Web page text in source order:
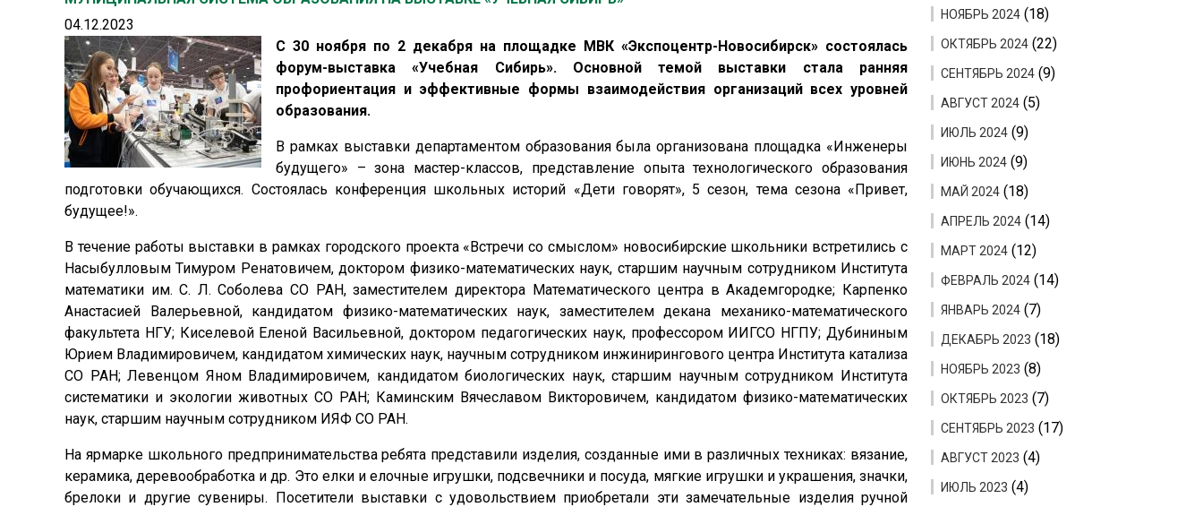
04.12.2023
С 30 ноября по 2 декабря на площадке МВК «Экспоцентр-Новосибирск» состоялась
форум-выставка «Учебная Сибирь». Основной темой выставки стала ранняя
профориентация и эффективные формы взаимодействия организаций всех уровней
образования.
В рамках выставки департаментом образования была организована площадка «Инженеры
будущего» – зона мастер-классов, представление опыта технологического образования
подготовки обучающихся. Состоялась конференция школьных историй «Дети говорят», 5 сезон, тема сезона «Привет,
будущее!».
В течение работы выставки в рамках городского проекта «Встречи со смыслом» новосибирские школьники встретились с
Насыбулловым Тимуром Ренатовичем, доктором физико-математических наук, старшим научным сотрудником Института
математики им. С. Л. Соболева СО РАН, заместителем директора Математического центра в Академгородке; Карпенко
Анастасией Валерьевной, кандидатом физико-математических наук, заместителем декана механико-математического
факультета НГУ; Киселевой Еленой Васильевной, доктором педагогических наук, профессором ИИГСО НГПУ; Дубининым
Юрием Владимировичем, кандидатом химических наук, научным сотрудником инжинирингового центра Института катализа
СО РАН; Левенцом Яном Владимировичем, кандидатом биологических наук, старшим научным сотрудником Института
систематики и экологии животных СО РАН; Каминским Вячеславом Викторовичем, кандидатом физико-математических
наук, старшим научным сотрудником ИЯФ СО РАН.
На ярмарке школьного предпринимательства ребята представили изделия, созданные ими в различных техниках: вязание,
керамика, деревообработка и др. Это елки и елочные игрушки, подсвечники и посуда, мягкие игрушки и украшения, значки,
брелоки и другие сувениры. Посетители выставки с удовольствием приобретали эти замечательные изделия ручной
НОЯБРЬ 2024 (18)
ОКТЯБРЬ 2024 (22)
СЕНТЯБРЬ 2024 (9)
АВГУСТ 2024 (5)
ИЮЛЬ 2024 (9)
ИЮНЬ 2024 (9)
МАЙ 2024 (18)
АПРЕЛЬ 2024 (14)
МАРТ 2024 (12)
ФЕВРАЛЬ 2024 (14)
ЯНВАРЬ 2024 (7)
ДЕКАБРЬ 2023 (18)
НОЯБРЬ 2023 (8)
ОКТЯБРЬ 2023 (7)
СЕНТЯБРЬ 2023 (17)
АВГУСТ 2023 (4)
ИЮЛЬ 2023 (4)